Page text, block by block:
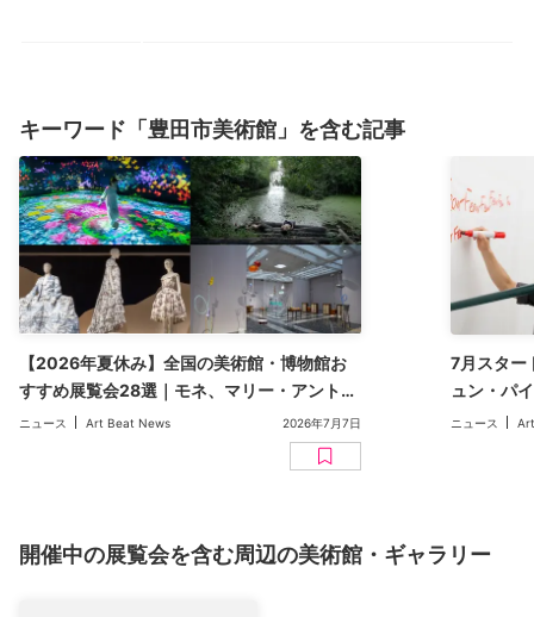
キーワード「豊田市美術館」を含む記事
【2026年夏休み】全国の美術館・博物館お
すすめ展覧会28選｜モネ、マリー・アントワ
ネットから、ジブリ、ヒロシマ賞展まで
ニュース Art Beat News 2026年7月7日
7月スター
ュン・パ
など【
ニュース
開催中の展覧会を含む周辺の美術館・ギャラリー